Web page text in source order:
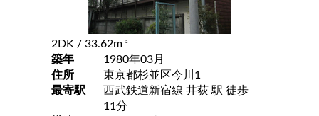
2DK / 33.62m 2
築年
1980年03月
住所
東京都杉並区今川1
最寄駅
西武鉄道新宿線 井荻 駅 徒歩
11分